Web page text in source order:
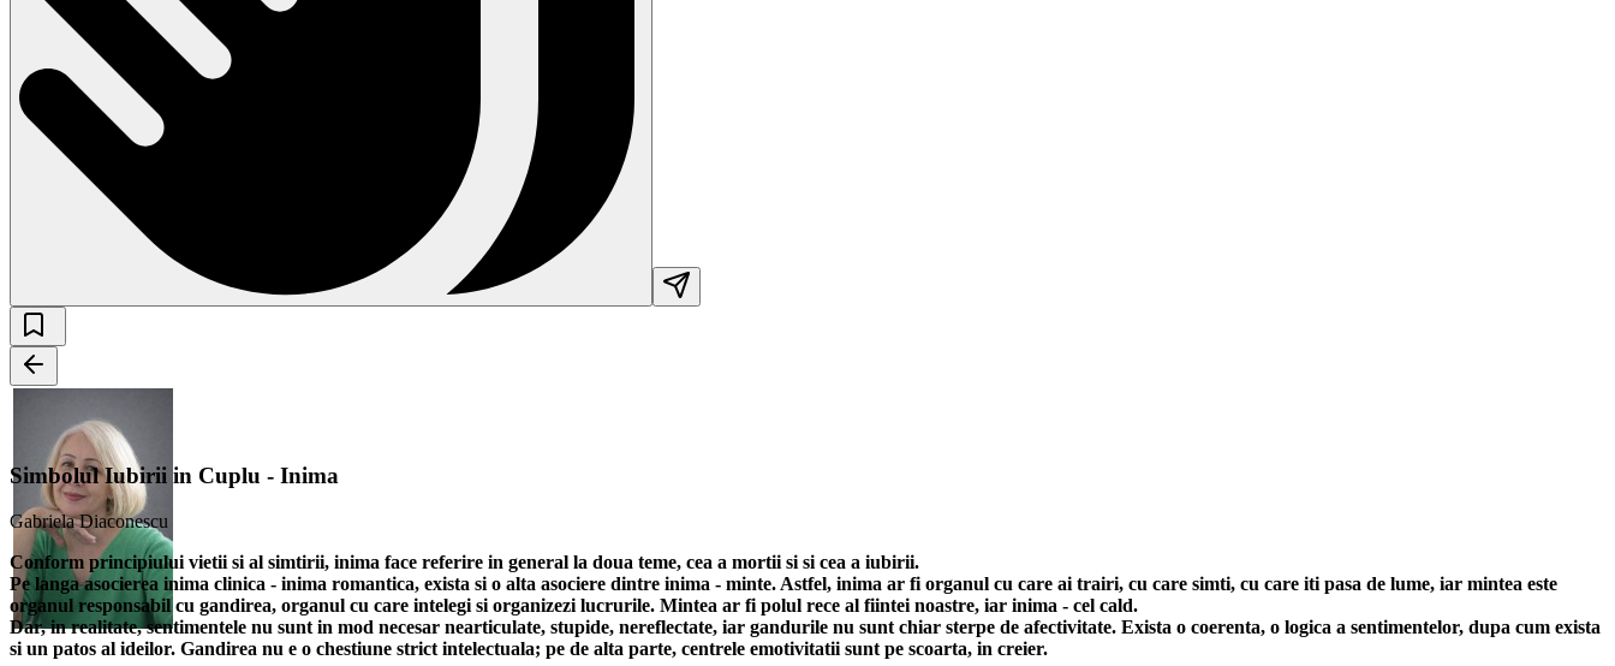
Simbolul Iubirii in Cuplu - Inima
Gabriela Diaconescu
Conform principiului vietii si al simtirii, inima face referire in general la doua teme, cea a mortii si si cea a iubirii.
Pe langa asocierea inima clinica - inima romantica, exista si o alta asociere dintre inima - minte. Astfel, inima ar fi organul cu care ai trairi, cu care simti, cu care iti pasa de lume, iar mintea este
organul responsabil cu gandirea, organul cu care intelegi si organizezi lucrurile. Mintea ar fi polul rece al fiintei noastre, iar inima - cel cald.
Dar, in realitate, sentimentele nu sunt in mod necesar nearticulate, stupide, nereflectate, iar gandurile nu sunt chiar sterpe de afectivitate. Exista o coerenta, o logica a sentimentelor, dupa cum exista
si un patos al ideilor. Gandirea nu e o chestiune strict intelectuala; pe de alta parte, centrele emotivitatii sunt pe scoarta, in creier.